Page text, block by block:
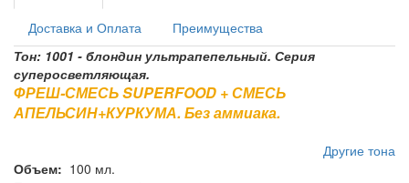
Доставка и Оплата
Преимущества
Тон: 1001 - блондин ультрапепельный. Серия
суперосветляющая.
ФРЕШ-СМЕСЬ SUPERFOOD + СМЕСЬ
АПЕЛЬСИН+КУРКУМА. Без аммиака.
Другие тона
Объем: 100 мл.